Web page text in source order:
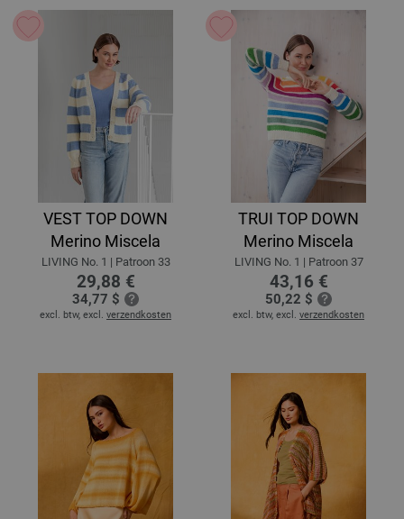
VEST TOP DOWN
Merino Miscela
LIVING No. 1 | Patroon 33
29,88 €
34,77 $
excl. btw, excl. verzendkosten
TRUI TOP DOWN
Merino Miscela
LIVING No. 1 | Patroon 37
43,16 €
50,22 $
excl. btw, excl. verzendkosten